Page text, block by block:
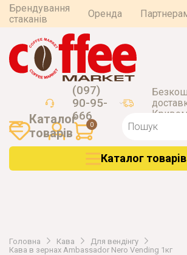
Брендування
стаканів
Оренда
(097)
90-95-
666
0
Каталог
товарiв
Каталог товарiв
Головна Кава
Для вендінгу
Кава в зернах Ambassador Nero Vending 1кг